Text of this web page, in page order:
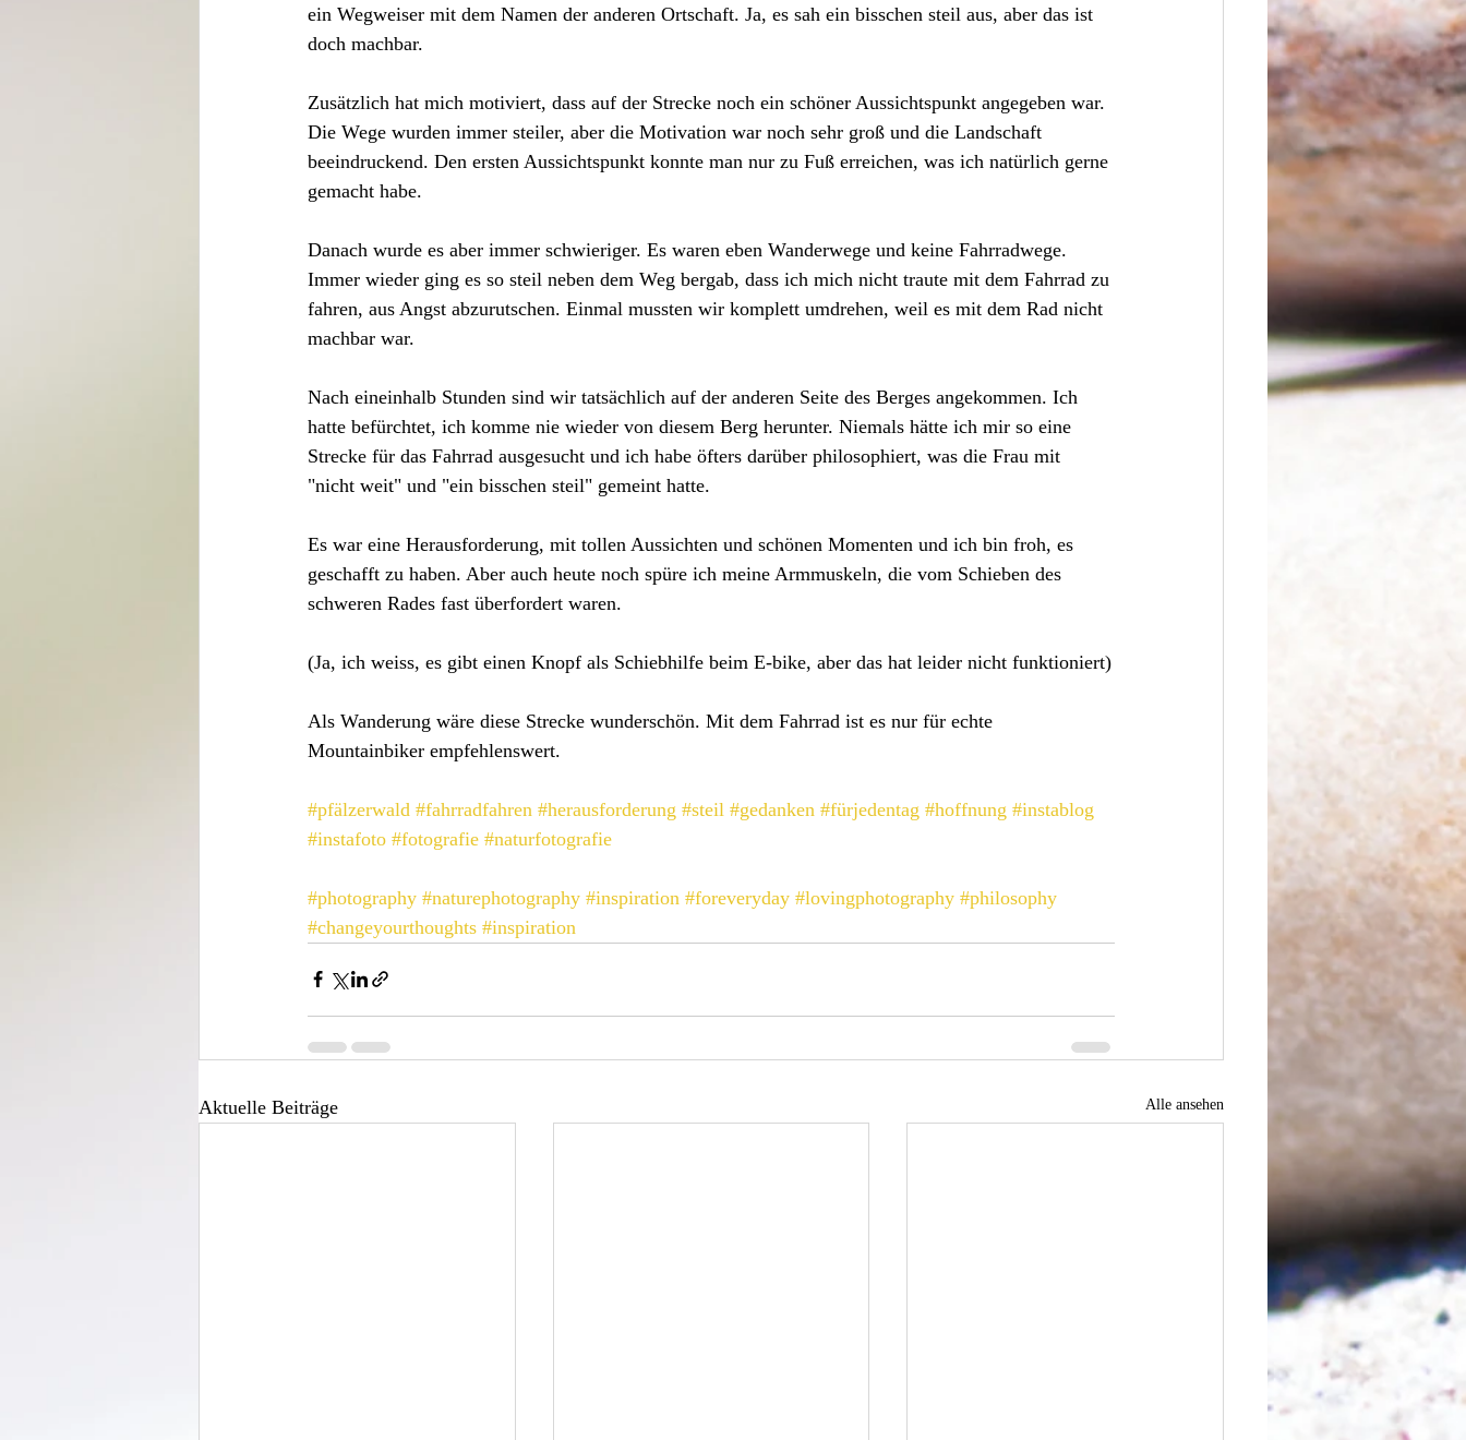
ein Wegweiser mit dem Namen der anderen Ortschaft. Ja, es sah ein bisschen steil aus, aber das ist
doch machbar.
Zusätzlich hat mich motiviert, dass auf der Strecke noch ein schöner Aussichtspunkt angegeben war.
Die Wege wurden immer steiler, aber die Motivation war noch sehr groß und die Landschaft
beeindruckend. Den ersten Aussichtspunkt konnte man nur zu Fuß erreichen, was ich natürlich gerne
gemacht habe.
Danach wurde es aber immer schwieriger. Es waren eben Wanderwege und keine Fahrradwege.
Immer wieder ging es so steil neben dem Weg bergab, dass ich mich nicht traute mit dem Fahrrad zu
fahren, aus Angst abzurutschen. Einmal mussten wir komplett umdrehen, weil es mit dem Rad nicht
machbar war.
Nach eineinhalb Stunden sind wir tatsächlich auf der anderen Seite des Berges angekommen. Ich
hatte befürchtet, ich komme nie wieder von diesem Berg herunter. Niemals hätte ich mir so eine
Strecke für das Fahrrad ausgesucht und ich habe öfters darüber philosophiert, was die Frau mit
"nicht weit" und "ein bisschen steil" gemeint hatte.
Es war eine Herausforderung, mit tollen Aussichten und schönen Momenten und ich bin froh, es
geschafft zu haben. Aber auch heute noch spüre ich meine Armmuskeln, die vom Schieben des
schweren Rades fast überfordert waren.
(Ja, ich weiss, es gibt einen Knopf als Schiebhilfe beim E-bike, aber das hat leider nicht funktioniert)
Als Wanderung wäre diese Strecke wunderschön. Mit dem Fahrrad ist es nur für echte
Mountainbiker empfehlenswert.
#pfälzerwald #fahrradfahren #herausforderung #steil #gedanken #fürjedentag #hoffnung #instablog
#instafoto #fotografie #naturfotografie
#photography #naturephotography #inspiration #foreveryday #lovingphotography #philosophy
#changeyourthoughts #inspiration
Aktuelle Beiträge Alle ansehen